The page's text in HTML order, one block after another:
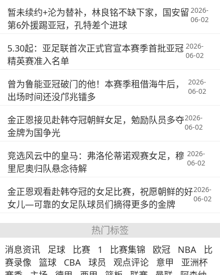
暂未续约+沦为替补，林良铭不缺下家，国安留
第6外援踢亚冠，孔特差个进球
2026-
06-02
5.30起：亚足联首次正式官宣本赛季首批亚冠
精英赛准入名单
2026-
06-02
曾为鲁能亚冠破门的他！本赛季租借海牛后，
出场时间还没邝兆镭多
2026-
06-02
金正恩接见赴韩夺冠朝鲜女足，勉励队员多夺
金牌为国争光
2026-
06-02
竞选风云中的皇马：弗洛伦蒂诺观赛女足，穆
里尼奥归队悬念待解
2026-
06-02
金正恩观看赴韩夺冠的女足比赛，祝愿朝鲜的好
女儿—可靠的女足队球员们摘得更多的金牌
2026-
06-02
热门标签
消息资讯 足球 比赛 1 比赛集锦 欧冠 NBA
比
赛录像
篮球 CBA 球员 观点评论 意甲
亚洲杯